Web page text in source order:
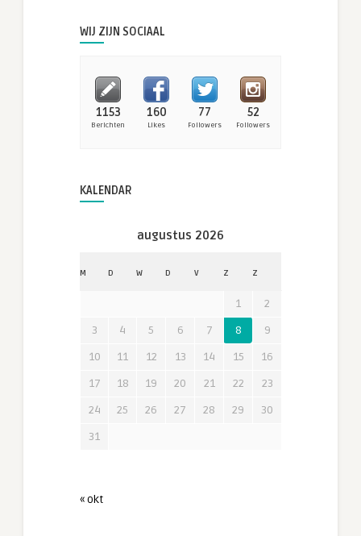
WIJ ZIJN SOCIAAL
1153
Berichten
160
Likes
77
Followers
52
Followers
KALENDAR
augustus 2026
M D W D V Z Z
1
2
3
4 5 6 7 8
9
10
11 12 13 14 15
16
17
18 19 20 21 22
23
24
25 26 27 28 29
30
31
« okt